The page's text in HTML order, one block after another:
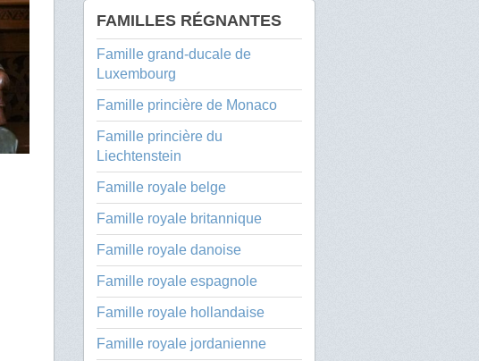
FAMILLES RÉGNANTES
Famille grand-ducale de
Luxembourg
Famille princière de Monaco
Famille princière du
Liechtenstein
Famille royale belge
Famille royale britannique
Famille royale danoise
Famille royale espagnole
Famille royale hollandaise
Famille royale jordanienne